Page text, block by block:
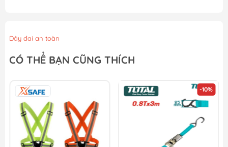
Dây đai an toàn
CÓ THỂ BẠN CŨNG THÍCH
-10%